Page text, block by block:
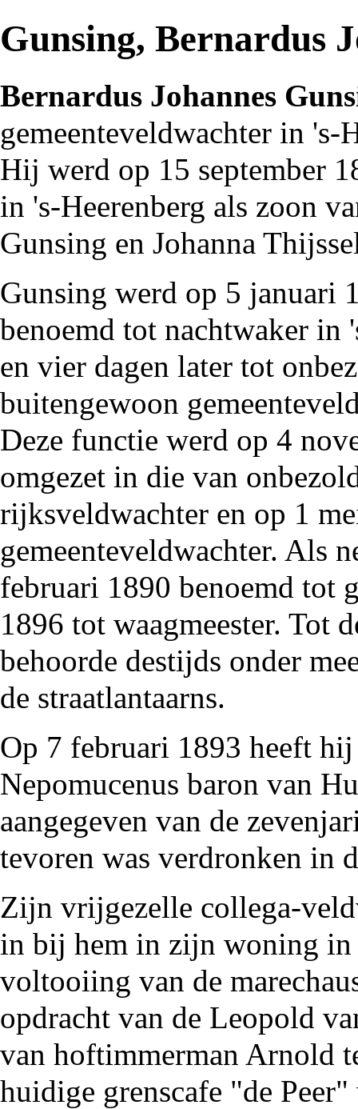
Gunsing, Bernardus
Bernardus Johannes
gemeenteveldwachter in 's-
Hij werd op 15 september
in 's-Heerenberg als zoon
Gunsing en Johanna
Gunsing werd op 5 januari
benoemd tot nachtwaker in
en vier dagen later tot
buitengewoon
Deze functie werd op 4
omgezet in die van
rijksveldwachter en op 1
gemeenteveldwachter. Als
februari 1890 benoemd tot
1896 tot waagmeester. Tot
behoorde destijds onder
de straatlantaarns.
Op 7 februari 1893 heeft
Nepomucenus baron van
aangegeven van de
tevoren was verdronken in
Zijn vrijgezelle collega-
in bij hem in zijn woning
voltooiing van de
opdracht van de Leopold
van hoftimmerman Arnold
huidige grenscafe "de Peer"